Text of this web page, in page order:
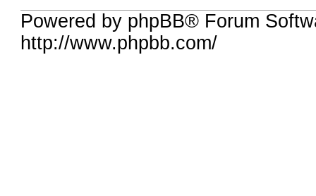
Powered by phpBB® Forum
http://www.phpbb.com/